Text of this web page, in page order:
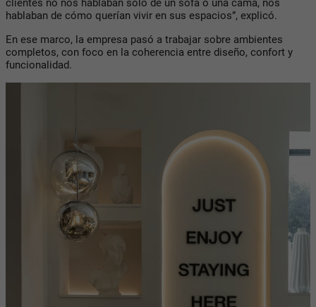
hablaban de cómo querían vivir en sus espacios”, explicó.
En ese marco, la empresa pasó a trabajar sobre ambientes
completos, con foco en la coherencia entre diseño, confort y
funcionalidad.